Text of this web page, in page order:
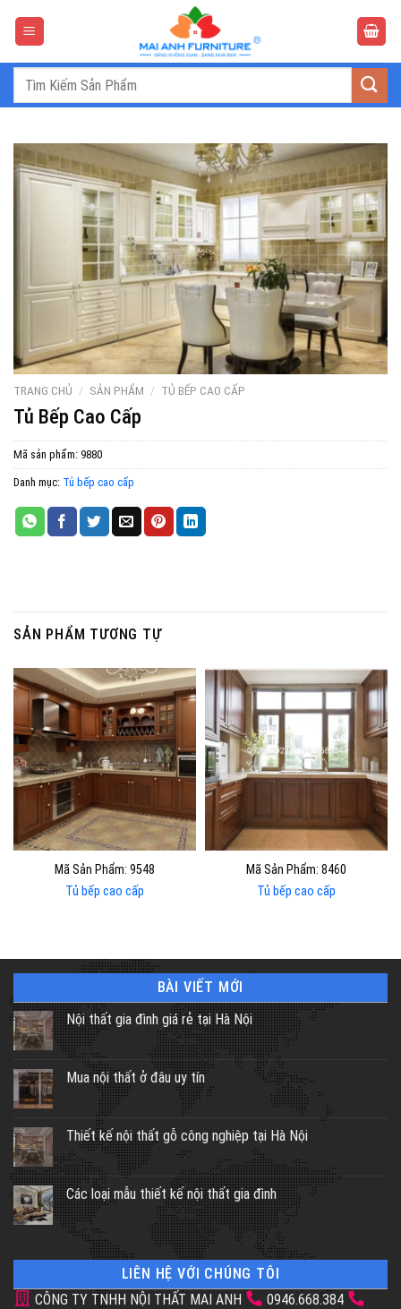
Tìm
TRANG CHỦ / SẢN PHẨM / TỦ BẾP CAO CẤP
Tủ Bếp Cao Cấp
Mã sản phẩm: 9880
Danh mục: Tủ bếp cao cấp
SẢN PHẨM TƯƠNG TỰ
Mã Sản Phẩm: 9548
Tủ bếp cao cấp
Mã Sản Phẩm: 8460
Tủ bếp cao cấp
BÀI VIẾT MỚI
Nội thất gia đình giá rẻ tại Hà Nội
Mua nội thất ở đâu uy tín
Thiết kế nội thất gỗ công nghiệp tại Hà Nội
Các loại mẫu thiết kế nội thất gia đình
LIÊN HỆ VỚI CHÚNG TÔI
CÔNG TY TNHH NỘI THẤT MAI ANH
0946.668.384